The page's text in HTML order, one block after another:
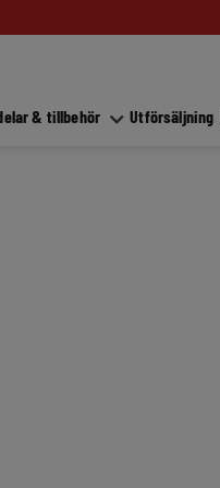
& tillbehör Utförsäljning